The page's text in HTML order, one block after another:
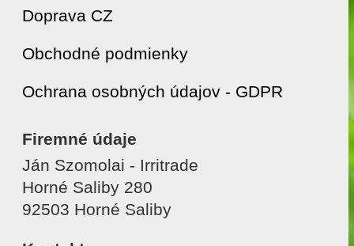
Doprava CZ
Obchodné podmienky
Ochrana osobných údajov - GDPR
Firemné údaje
Ján Szomolai - Irritrade
Horné Saliby 280
92503 Horné Saliby